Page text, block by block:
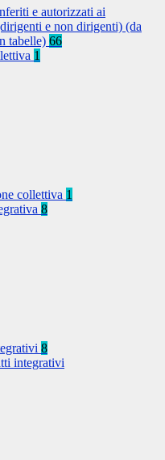
e autorizzati ai
e non dirigenti) (da
tabelle) 66
1
collettiva 1
8
8
integrativi